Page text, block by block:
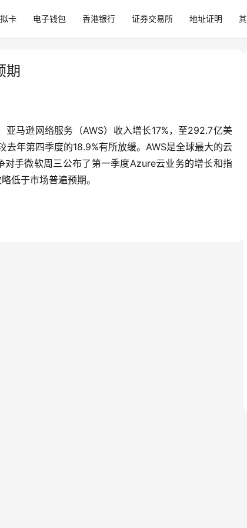
卡 电子钱包 香港银行 证券交易所 地址证明
期
马逊网络服务（AWS）收入增长17%，至292.7亿美
年第四季度的18.9%有所放缓。AWS是全球最大的云
手微软周三公布了第一季度Azure云业务的增长和指
低于市场普遍预期。